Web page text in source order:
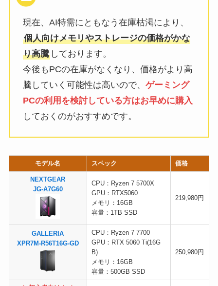
現在、AI特需にともなう在庫枯渇により、
個人向けメモリやストレージの価格がかな
り高騰しております。
今後もPCの在庫がなくなり、価格がより高
騰していく可能性は高いので、 ゲーミング
PCの利用を検討している方はお早めに購入
しておくのがおすすめです。
モデル名 スペック 価格
NEXTGEAR
JG-A7G60
CPU：Ryzen 7 5700X
GPU：RTX5060
メモリ：16GB
容量：1TB SSD
219,980円
GALLERIA
XPR7M-R56T16G-GD
CPU：Ryzen 7 7700
GPU：RTX 5060 Ti(16G
B)
メモリ：16GB
容量：500GB SSD
250,980円